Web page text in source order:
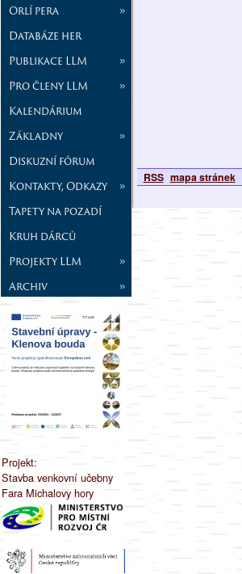
Orlí pera
»
Databáze her
Publikace LLM
»
Pro členy LLM
»
Kalendárium
Základny
»
Diskuzní fórum
Kontakty, Odkazy
»
Tapety na pozadí
Kruh dárců
Projekty LLM
»
Archiv
»
Projekt:
Stavba venkovní učebny
Fara Michalovy hory
RSS mapa stránek